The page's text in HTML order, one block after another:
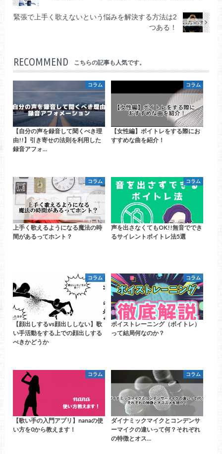
緊張で上手く歌えないという悩みを解決する方法は2
つある！
RECOMMEND こちらの記事も人気です。
コラム
【自分の声を録音して聞くべき理
由!!】引き寄せの法則を利用した
録音アフォ…
コラム
【女性編】ボイトレをする際にお
すすめな曲を紹介！
コラム
上手く歌えるようになる魔法の時
間があるってホント？
コラム
声を出さなくてもOK!!無音ででき
るサイレントボイトレ法5選
コラム
【顔出しするvs顔出ししない】歌
い手活動をする上での顔出しする
べきかどうか
コラム
ボイストレーニング（ボイトレ）
って結局何なのか？
コラム
【歌い手の入門アプリ】nanaの使
い方を0から教えます！
コラム
ダイナミックマイクとコンデンサ
ーマイクの違いって何？それぞれ
の特徴とオス…